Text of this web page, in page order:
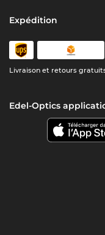
Expédition
Livraison et retours
Edel-Optics